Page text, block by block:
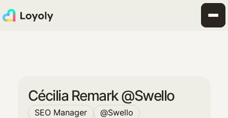
Cécilia Remark @Swello
SEO Manager @Swello